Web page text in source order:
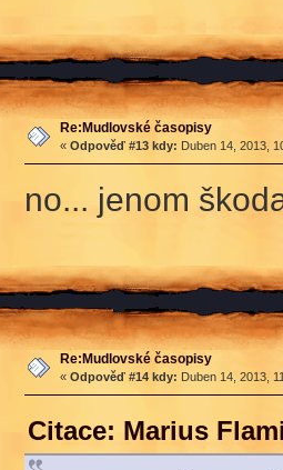
Re:Mudlovské časopisy
« Odpověď #13 kdy: Duben 14, 2013,
no... jenom
Re:Mudlovské časopisy
« Odpověď #14 kdy: Duben 14, 2013,
Citace: Marius